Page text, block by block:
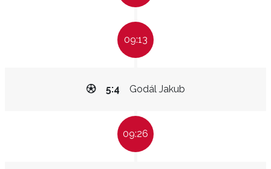
09:13
Godál Jakub
5:4
09:26